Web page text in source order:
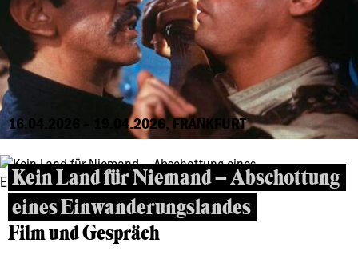
16.04.2026 – 19.04.2026, FRANKFURT
Kein Land für Niemand – Abschottung
eines Einwanderungslandes
Film und Gespräch